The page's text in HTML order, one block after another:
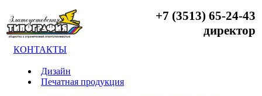
+7 (3513) 65-24-43
директор
КОНТАКТЫ
Дизайн
Печатная продукция